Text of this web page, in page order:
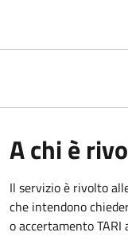
A chi è
Il servizio è rivolto
che intendono
o accertamento TARI